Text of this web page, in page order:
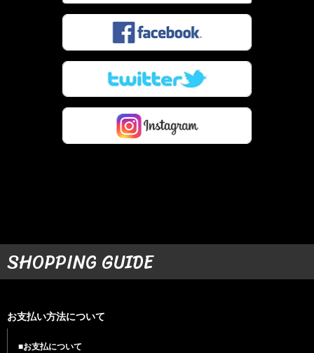
SHOPPING GUIDE
お支払い方法について
■お支払について